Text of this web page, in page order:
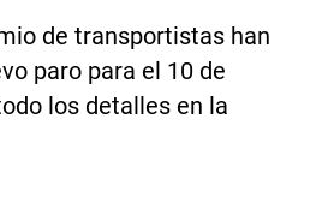
de transportistas han
paro para el 10 de
los detalles en la